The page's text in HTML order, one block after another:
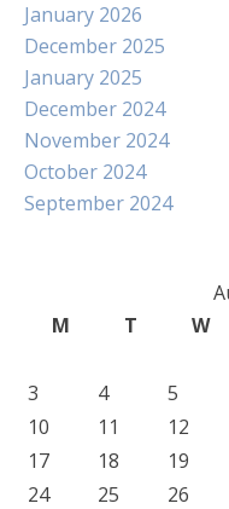
January 2026
December 2025
January 2025
December 2024
November 2024
October 2024
September 2024
M
T W
3
4 5
10
11 12
17
18 19
24
25 26